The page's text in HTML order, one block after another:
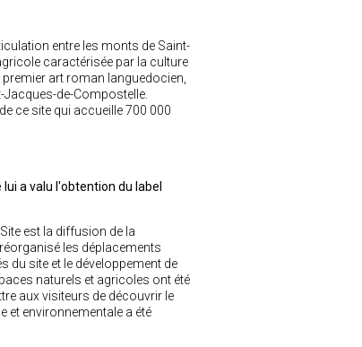
entre les monts de Saint-
caractérisée par la culture
premier art roman languedocien,
de-Compostelle.
ce site qui accueille 700 000
a valu l'obtention du label
est la diffusion de la
les déplacements
du site et le développement de
naturels et agricoles ont été
aux visiteurs de découvrir le
et environnementale a été